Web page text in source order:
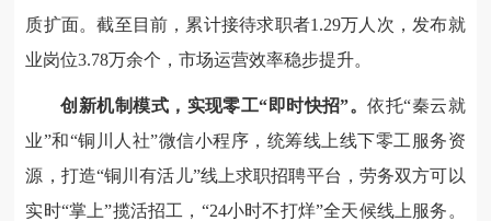
质扩面。截至目前，累计接待求职者1.29万人次，发布就
业岗位3.78万余个，市场运营效率稳步提升。
创新机制模式，实现零工“即时快招”。依托“秦云就
业”和“铜川人社”微信小程序，统筹线上线下零工服务资
源，打造“铜川有活儿”线上求职招聘平台，劳务双方可以
实时“掌上”揽活招工，“24小时不打烊”全天候线上服务。